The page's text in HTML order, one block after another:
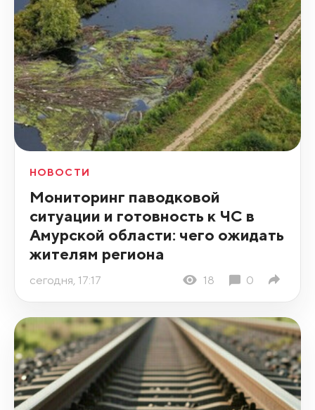
НОВОСТИ
Мониторинг паводковой
ситуации и готовность к ЧС в
Амурской области: чего ожидать
жителям региона
сегодня, 17:17 18 0